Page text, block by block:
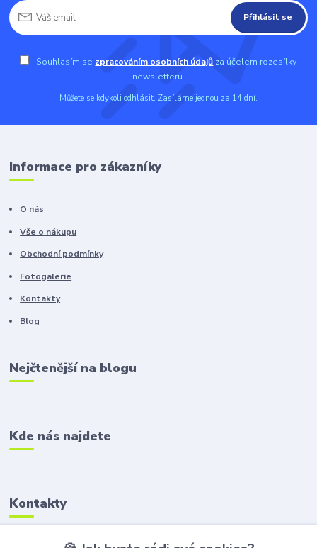
Přihlásit se
Souhlasím se zpracováním osobních údajů za účelem rozesílky
newsletteru.
Můžete se kdykoli odhlásit. Zasíláme jednou za 14 dní.
Informace pro zákazníky
O nás
Vše o nákupu
Obchodní podmínky
Fotogalerie
Kontakty
Blog
Nejčtenější na blogu
Kde nás najdete
Kontakty
Zákaznická podpora